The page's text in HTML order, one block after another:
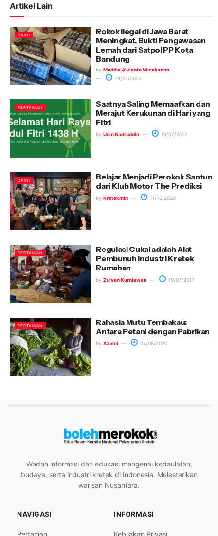
Artikel Lain
OPINI
Rokok Ilegal di Jawa Barat
Meningkat, Bukti Pengawasan
Lemah dari Satpol PP Kota
Bandung
by Moddie Alvianto Wicaksono
19/02/2024
PERTANIAN
Saatnya Saling Memaafkan dan
Merajut Kerukunan di Hari yang
Fitri
by Udin Badruddin 19/07/2017
OPINI
Belajar Menjadi Perokok Santun
dari Klub Motor The Prediksi
by Kretekmin 11/10/2020
PERTANIAN
Regulasi Cukai adalah Alat
Pembunuh Industri Kretek
Rumahan
by Zulvan Kurniawan 19/07/2017
PERTANIAN
Rahasia Mutu Tembakau:
Antara Petani dengan Pabrikan
by Azami 04/08/2020
Wadah informasi dan edukasi mengenai kedaulatan,
budaya, serta industri kretek di Indonesia. Melestarikan
warisan Nusantara.
NAVIGASI
Pertanian
INFORMASI
Kebijakan Privasi